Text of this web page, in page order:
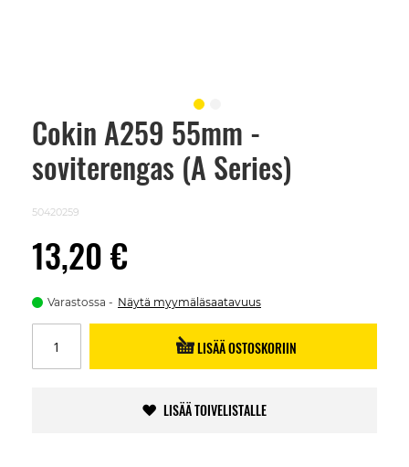
Cokin A259 55mm -
soviterengas (A Series)
50420259
13,20 €
Varastossa Näytä myymäläsaatavuus
LISÄÄ OSTOSKORIIN
LISÄÄ TOIVELISTALLE
Skip
beginning
images